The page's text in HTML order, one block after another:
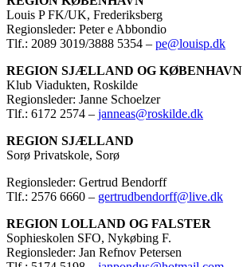
Louis P FK/UK, Frederiksberg
Regionsleder: Peter e Abbondio
Tlf.: 2089 3019/3888 5354 – pe@louisp.dk
REGION SJÆLLAND OG KØBENHAVN
Klub Viadukten, Roskilde
Regionsleder: Janne Schoelzer
Tlf.: 6172 2574 – janneas@roskilde.dk
REGION SJÆLLAND
Sorø Privatskole, Sorø
Regionsleder: Gertrud Bendorff
Tlf.: 2576 6660 – gertrudbendorff@live.dk
REGION LOLLAND OG FALSTER
Sophieskolen SFO, Nykøbing F.
Regionsleder: Jan Refnov Petersen